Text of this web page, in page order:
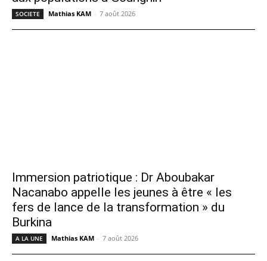
SOCIETE Mathias KAM - 7 août 2026
Immersion patriotique : Dr Aboubakar
Nacanabo appelle les jeunes à être « les
fers de lance de la transformation » du
Burkina
A LA UNE Mathias KAM - 7 août 2026